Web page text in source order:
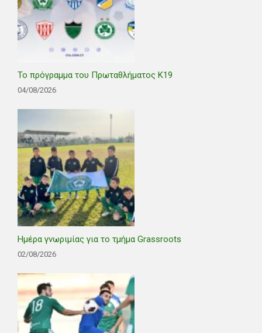
Το πρόγραμμα του Πρωταθλήματος Κ19
04/08/2026
Ημέρα γνωριμίας για το τμήμα Grassroots
02/08/2026